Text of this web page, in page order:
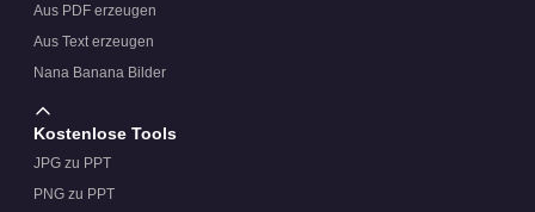
Aus PDF erzeugen
Aus Text erzeugen
Nana Banana Bilder
Kostenlose Tools
JPG zu PPT
PNG zu PPT